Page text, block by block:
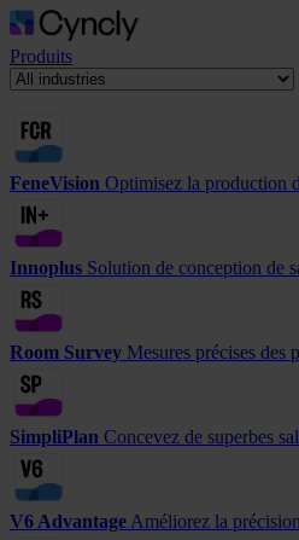
Produits
FeneVision Optimisez la production
Innoplus Solution de conception de
Room Survey Mesures précises des
SimpliPlan Concevez de superbes
V6 Advantage Améliorez la